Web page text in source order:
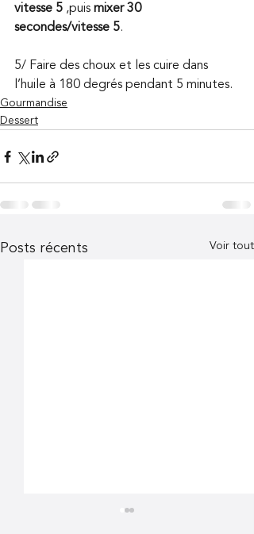
vitesse 5 ,puis mixer 30
secondes/vitesse 5.
5/ Faire des choux et les cuire dans
l’huile à 180 degrés pendant 5 minutes.
Gourmandise
Dessert
Posts récents Voir tout